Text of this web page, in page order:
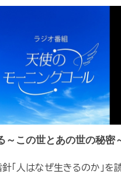
～この世とあの世の秘密
「人はなぜ生きるのか」を